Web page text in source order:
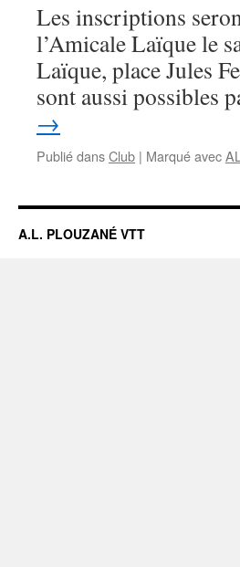
Les inscriptions
l’Amicale Laïque le
Laïque, place Jules
sont aussi possibles
→
Publié dansClub | Marqué avec
A.L. PLOUZANÉ VTT